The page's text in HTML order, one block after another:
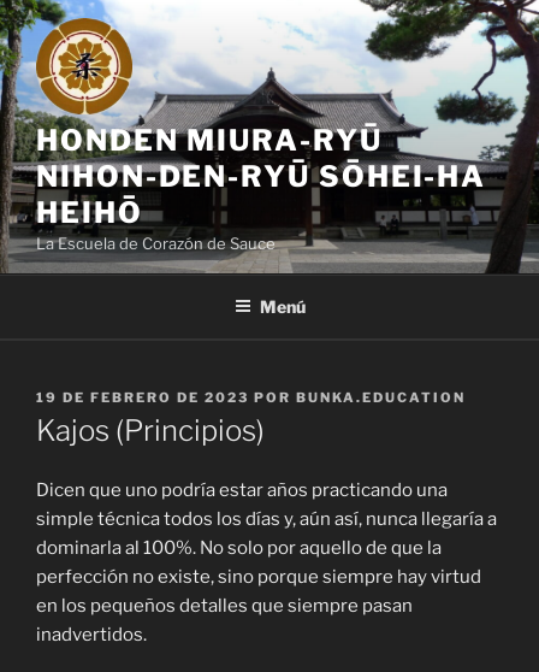
Saltar
al
contenido
HONDEN MIURA-RYŪ
NIHON-DEN-RYŪ SŌHEI-HA
HEIHŌ
La Escuela de Corazón de Sauce
Menú
PUBLICADO
EL
19 DE FEBRERO DE 2023 POR BUNKA.EDUCATION
Kajos (Principios)
Dicen que uno podría estar años practicando una
simple técnica todos los días y, aún así, nunca llegaría a
dominarla al 100%. No solo por aquello de que la
perfección no existe, sino porque siempre hay virtud
en los pequeños detalles que siempre pasan
inadvertidos.